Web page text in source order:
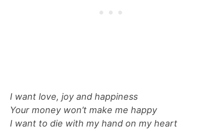
I want love, joy and happiness
Your money won’t make me happy
I want to die with my hand on my heart